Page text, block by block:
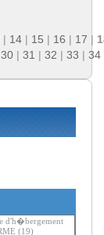
| 14 | 15 | 16 | 17 |
30 | 31 | 32 | 33 | 34